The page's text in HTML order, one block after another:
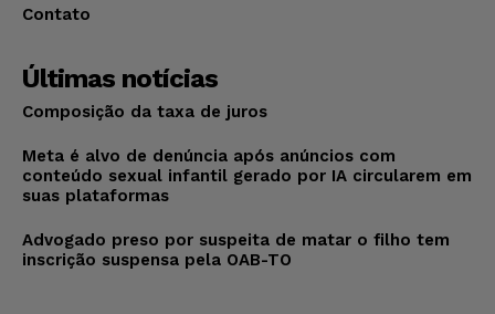
Contato
Últimas notícias
Composição da taxa de juros
Meta é alvo de denúncia após anúncios com
conteúdo sexual infantil gerado por IA circularem em
suas plataformas
Advogado preso por suspeita de matar o filho tem
inscrição suspensa pela OAB-TO